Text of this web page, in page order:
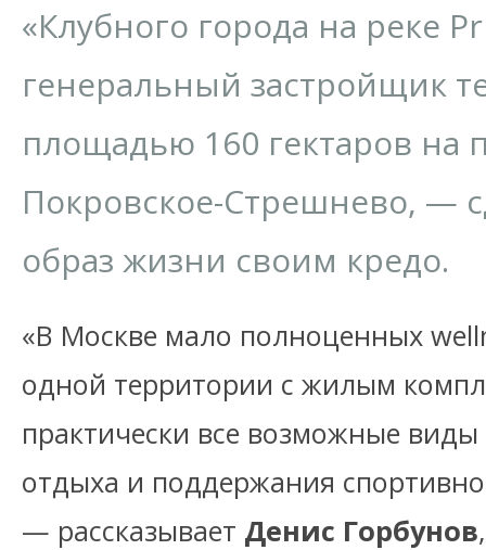
«Клубного города на реке
генеральный застройщик
площадью 160 гектаров на
Покровское-Стрешнево, —
образ жизни своим кредо.
«В Москве мало полноценных
одной территории с жилым
практически все возможные
отдыха и поддержания
— рассказывает Денис Горбунов